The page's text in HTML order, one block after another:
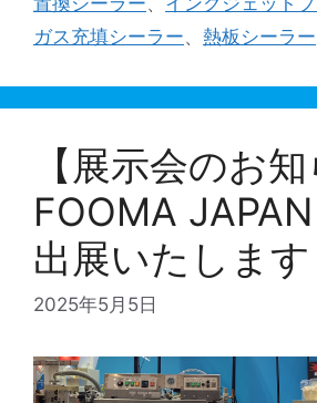
ガス充填シーラー、 熱板シーラー
【展示会のお知
FOOMA
出展いたします
2025年5月5日